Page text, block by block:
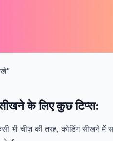
के लिए कुछ टिप्स:
भी चीज़ की तरह, कोडिंग सीखने में